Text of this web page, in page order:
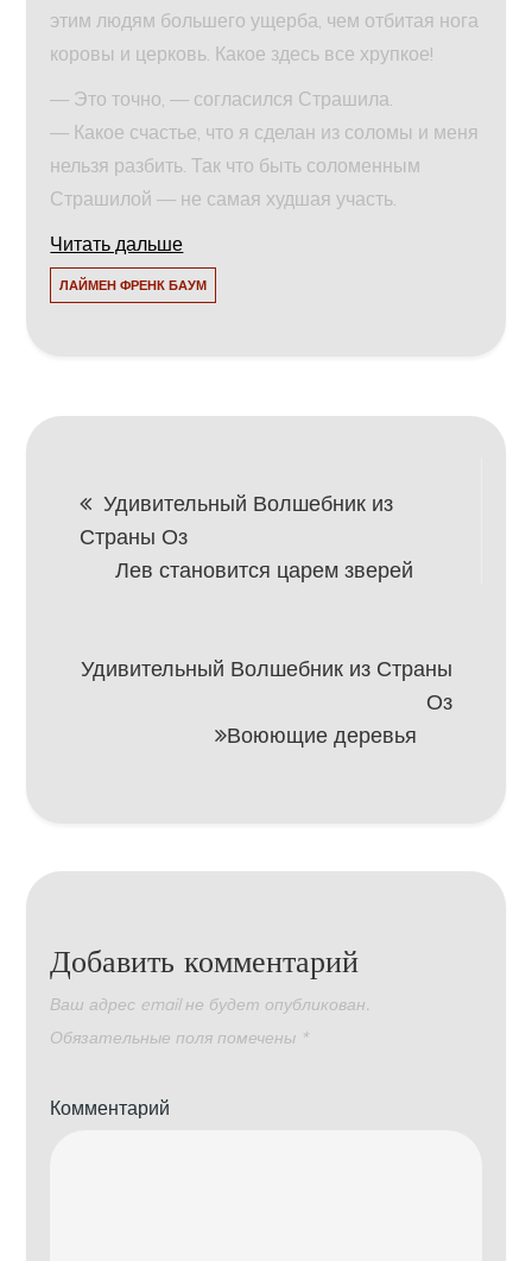
этим людям большего ущерба, чем отбитая нога
коровы и церковь. Какое здесь все хрупкое!
— Это точно, — согласился Страшила.
— Какое счастье, что я сделан из соломы и меня
нельзя разбить. Так что быть соломенным
Страшилой — не самая худшая участь.
Читать дальше
ЛАЙМЕН ФРЕНК БАУМ
Навигация
по
Удивительный Волшебник из
Страны Оз
Лев становится царем зверей
Удивительный Волшебник из Страны
Оз
Воюющие деревья
Добавить комментарий
Ваш адрес email не будет опубликован.
Обязательные поля помечены *
Комментарий